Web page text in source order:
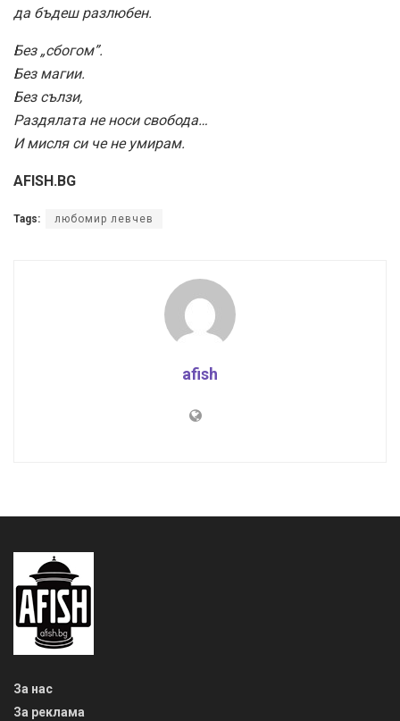
да бъдеш разлюбен.
Без „сбогом”.
Без магии.
Без сълзи,
Раздялата не носи свобода…
И мисля си че не умирам.
AFISH.BG
Tags: любомир левчев
afish
За нас
За реклама